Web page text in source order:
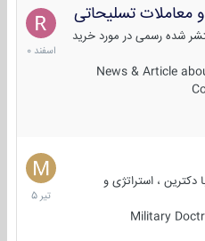
معاملات تسلیحاتی
شده رسمی در مورد خرید
News & Article
7
اسفند
1400
، استراتژی و
Military
27
تیر
1405